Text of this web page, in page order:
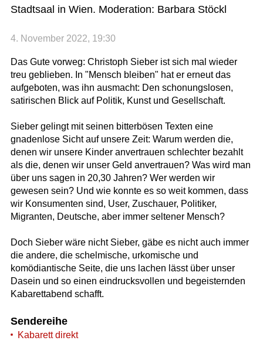
Stadtsaal in Wien. Moderation: Barbara Stöckl
4. November 2022, 19:30
Das Gute vorweg: Christoph Sieber ist sich mal wieder
treu geblieben. In "Mensch bleiben" hat er erneut das
aufgeboten, was ihn ausmacht: Den schonungslosen,
satirischen Blick auf Politik, Kunst und Gesellschaft.
Sieber gelingt mit seinen bitterbösen Texten eine
gnadenlose Sicht auf unsere Zeit: Warum werden die,
denen wir unsere Kinder anvertrauen schlechter bezahlt
als die, denen wir unser Geld anvertrauen? Was wird man
über uns sagen in 20,30 Jahren? Wer werden wir
gewesen sein? Und wie konnte es so weit kommen, dass
wir Konsumenten sind, User, Zuschauer, Politiker,
Migranten, Deutsche, aber immer seltener Mensch?
Doch Sieber wäre nicht Sieber, gäbe es nicht auch immer
die andere, die schelmische, urkomische und
komödiantische Seite, die uns lachen lässt über unser
Dasein und so einen eindrucksvollen und begeisternden
Kabarettabend schafft.
Sendereihe
Kabarett direkt